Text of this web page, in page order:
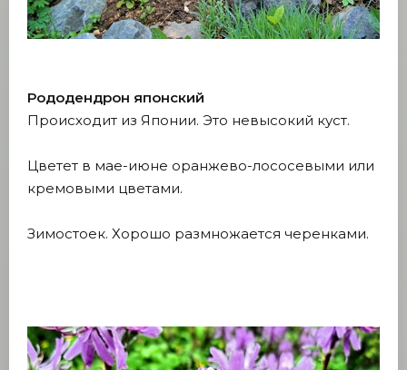
Рододендрон японский
Происходит из Японии. Это невысокий куст.
Цветет в мае-июне оранжево-лососевыми или
кремовыми цветами.
Зимостоек. Хорошо размножается черенками.